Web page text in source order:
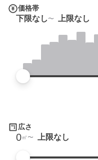
価格帯
下限なし 上限なし
広さ
0㎡ 上限なし